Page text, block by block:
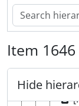
Item
Hide